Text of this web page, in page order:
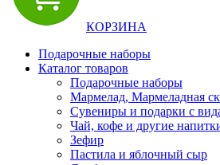
КОРЗИНА
Подарочные наборы
Каталог товаров
Подарочные наборы
Мармелад, Мармеладная
Сувениры и подарки с
Чай, кофе и другие
Зефир
Пастила и яблочный сыр